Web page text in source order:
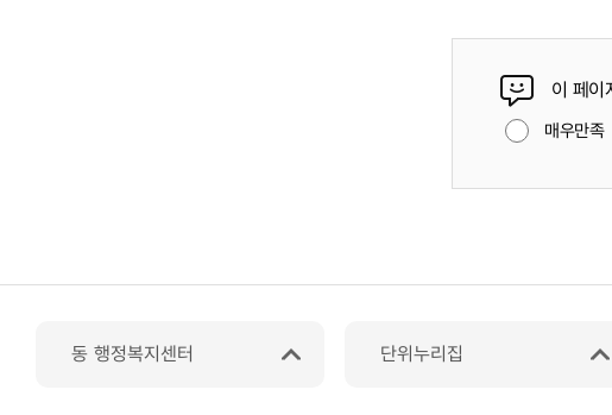
이 페이
매우만족
동 행정복지센터 단위누리집